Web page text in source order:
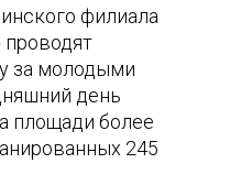
филиала
за молодыми
день
площади более
245